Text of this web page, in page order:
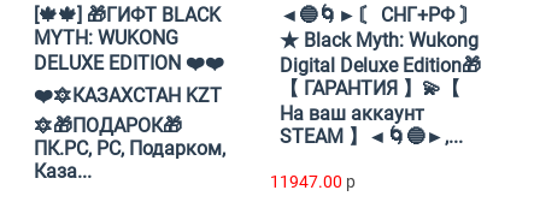
[🍁🍁] 🎁ГИФТ BLACK
MYTH: WUKONG
DELUXE EDITION ❤️❤️
❤️🔯КАЗАХСТАН KZT
🔯🎁ПОДАРОК🎁
ПК.PC, PC, Подарком,
Каза...
◄🔵🌀►〘 СНГ+РФ 〙
★ Black Myth: Wukong
Digital Deluxe Edition🎁
【 ГАРАНТИЯ 】💫【
На ваш аккаунт
STEAM 】◄🌀🔵►,...
11947.00 p